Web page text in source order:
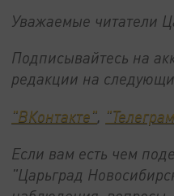
Уважаемые читатели
Подписывайтесь на
редакции на
"ВКонтакте",
Если вам есть чем
"Царьград